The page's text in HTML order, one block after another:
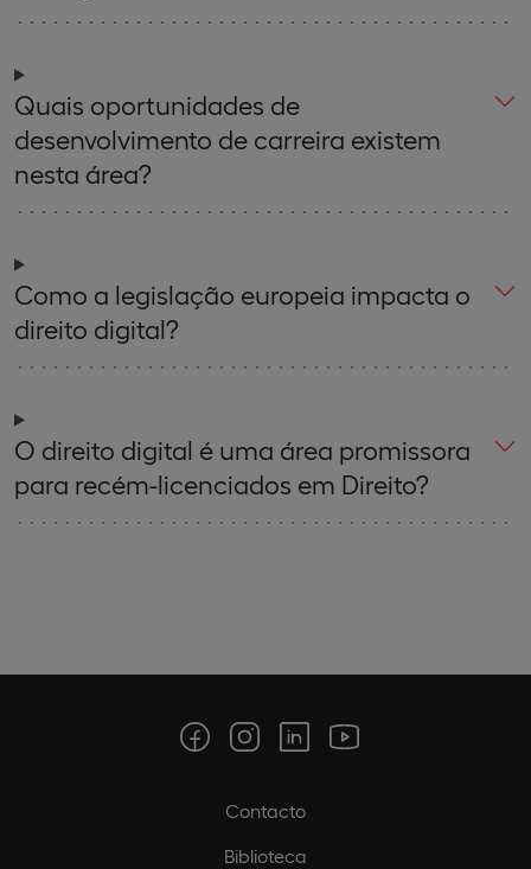
Quais oportunidades de
desenvolvimento de carreira existem
nesta área?
Como a legislação europeia impacta o
direito digital?
O direito digital é uma área promissora
para recém-licenciados em Direito?
Contacto
Biblioteca